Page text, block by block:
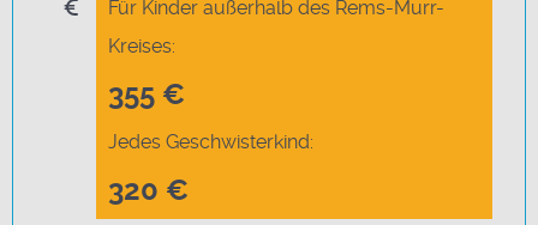
Für Kinder außerhalb des Rems-Murr-
Kreises:
355 €
Jedes Geschwisterkind:
320 €